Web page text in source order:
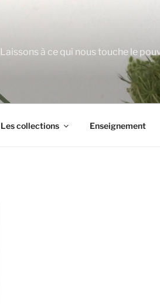
Laissons à ce qui nous touche le
Les collections Enseignement